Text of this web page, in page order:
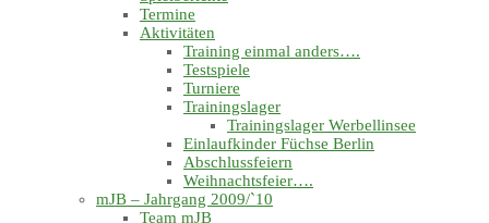
Termine
Aktivitäten
Training einmal anders….
Testspiele
Turniere
Trainingslager
Trainingslager Werbellinsee
Einlaufkinder Füchse Berlin
Abschlussfeiern
Weihnachtsfeier….
mJB – Jahrgang 2009/`10
Team mJB